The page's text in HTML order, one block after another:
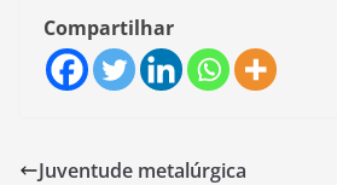
Compartilhar
Juventude metalúrgica